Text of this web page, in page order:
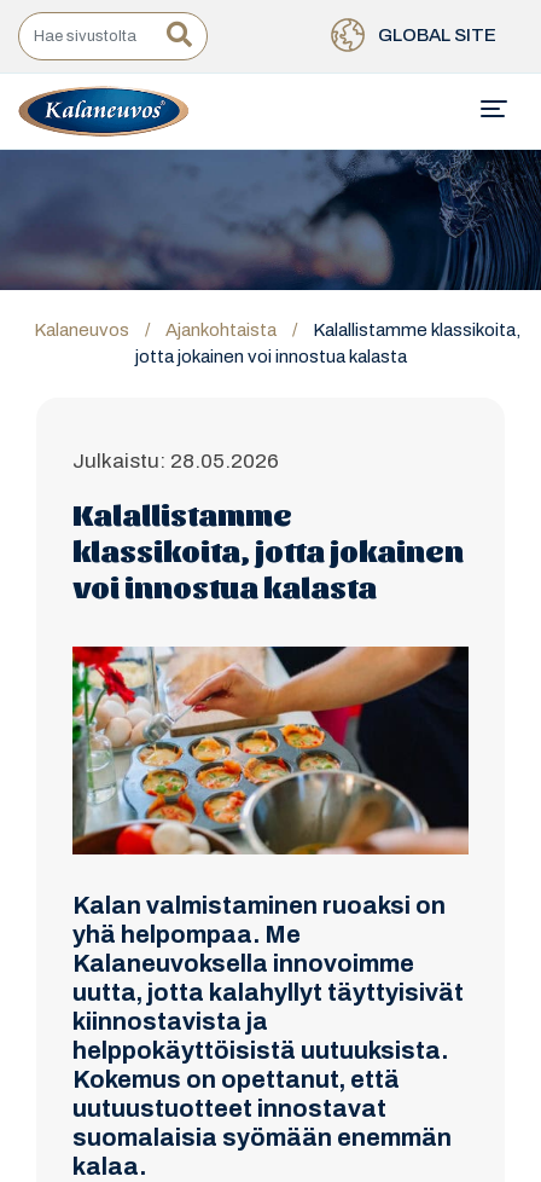
GLOBAL SITE
Kalaneuvos / Ajankohtaista /
Kalallistamme klassikoita,
jotta jokainen voi innostua kalasta
Julkaistu: 28.05.2026
Kalallistamme
klassikoita, jotta jokainen
voi innostua kalasta
Kalan valmistaminen ruoaksi on
yhä helpompaa. Me
Kalaneuvoksella innovoimme
uutta, jotta kalahyllyt täyttyisivät
kiinnostavista ja
helppokäyttöisistä uutuuksista.
Kokemus on opettanut, että
uutuustuotteet innostavat
suomalaisia syömään enemmän
kalaa.